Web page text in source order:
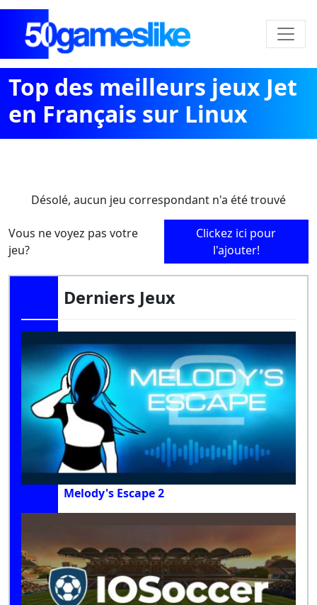
Top des meilleurs jeux Jet
en Français sur Linux
Désolé, aucun jeu correspondant n'a été trouvé
Vous ne voyez pas votre
jeu?
Clickez ici pour
l'ajouter!
Derniers Jeux
Melody's Escape 2